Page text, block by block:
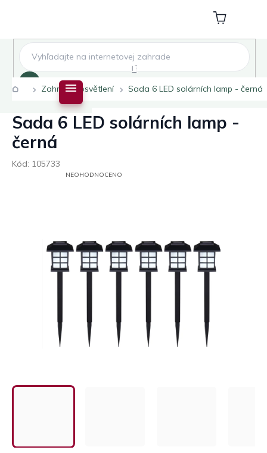
Nákupní
košík
DomůZahradní osvětlení Sada 6 LED solárních lamp - černá
Sada 6 LED solárních lamp -
černá
Kód: 105733
PRŮMĚRNÉ
HVĚZDIČEK.
NEOHODNOCENO